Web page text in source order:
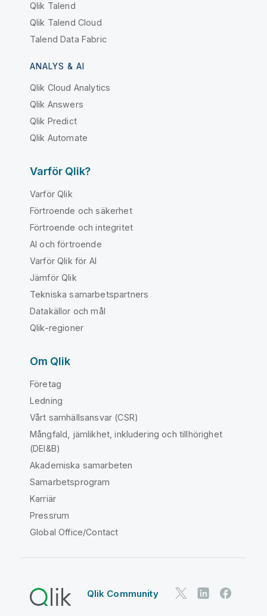
Qlik Talend
Qlik Talend Cloud
Talend Data Fabric
ANALYS & AI
Qlik Cloud Analytics
Qlik Answers
Qlik Predict
Qlik Automate
Varför Qlik?
Varför Qlik
Förtroende och säkerhet
Förtroende och integritet
AI och förtroende
Varför Qlik för AI
Jämför Qlik
Tekniska samarbetspartners
Datakällor och mål
Qlik-regioner
Om Qlik
Företag
Ledning
Vårt samhällsansvar (CSR)
Mångfald, jämlikhet, inkludering och tillhörighet
(DEI&B)
Akademiska samarbeten
Samarbetsprogram
Karriär
Pressrum
Global Office/Contact
Qlik Community